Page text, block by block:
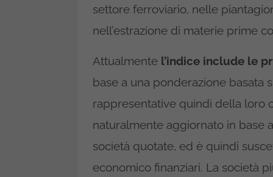
settore ferroviario, nelle
nell’estrazione di materie prime
Attualmente l’indice include le
base a una ponderazione basata
rappresentative quindi della loro
naturalmente aggiornato in base
società quotate, ed è quindi
economico finanziari. La società